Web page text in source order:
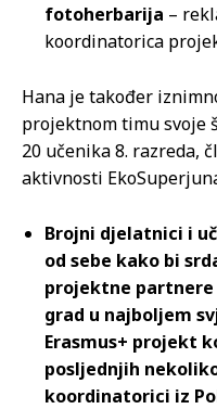
fotoherbarija –
koordinatorica
Hana je također
projektnom timu svoje
20 učenika 8. razreda,
aktivnosti
Brojni djelatnici i
od sebe kako bi
projektne
grad u najboljem
Erasmus+ projekt
posljednjih
koordinatorici iz